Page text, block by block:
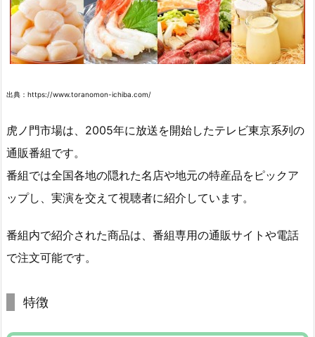
出典：https://www.toranomon-ichiba.com/
虎ノ門市場は、2005年に放送を開始したテレビ東京系列の
通販番組です。
番組では全国各地の隠れた名店や地元の特産品をピックア
ップし、実演を交えて視聴者に紹介しています。
番組内で紹介された商品は、番組専用の通販サイトや電話
で注文可能です。
特徴